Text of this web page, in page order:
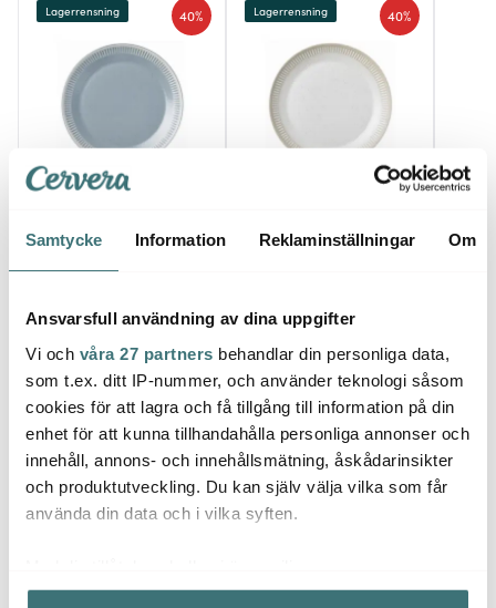
Samtycke Information Reklaminställningar Om
Ansvarsfull användning av dina uppgifter
Vi och våra 27 partners behandlar din personliga data,
som t.ex. ditt IP-nummer, och använder teknologi såsom
cookies för att lagra och få tillgång till information på din
enhet för att kunna tillhandahålla personliga annonser och
innehåll, annons- och innehållsmätning, åskådarinsikter
och produktutveckling. Du kan själv välja vilka som får
använda din data och i vilka syften.
Samla in information om din geografiska plats som
Colorit Tallrik 19 cm Grå
40%
Lagerrensning
I lager
Colorit Tallrik 19 cm
40%
Lagerrensning
I lager
Låt dig inspireras av våra kunder